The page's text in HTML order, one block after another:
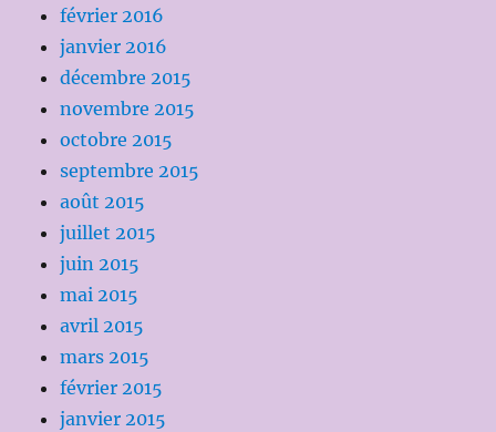
février 2016
janvier 2016
décembre 2015
novembre 2015
octobre 2015
septembre 2015
août 2015
juillet 2015
juin 2015
mai 2015
avril 2015
mars 2015
février 2015
janvier 2015